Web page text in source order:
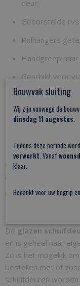
deur;
Geborstelde
Rolhangers
Handgreep naar
Geschikt voor
PDF:Wandmontage
Manchester
Bestel uw
schuifdeur op maat
product of de
De glazen
en is geheel naar
Zo is het mogelijk
bestellen met of
schuifdeuren
Bouwvak sluiting
Wij zijn vanwege de
dinsdag 11 augustus.
Tijdens deze periode
verwerkt. Vanaf
klaar.
Bedankt voor uw begrip